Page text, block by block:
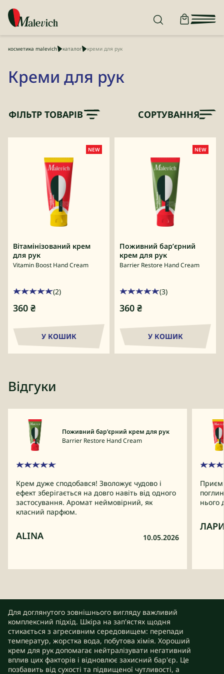
косметика malevich каталог креми для рук
Креми для рук
ФІЛЬТР ТОВАРІВ СОРТУВАННЯ
NEW
Вітамінізований крем
для рук
Vitamin Boost Hand Cream
(2)
360 ₴
У КОШИК
NEW
Поживний бар’єрний
крем для рук
Barrier Restore Hand Cream
(3)
360 ₴
У КОШИК
Відгуки
Поживний бар’єрний крем для рук
Barrier Restore Hand Cream
Крем дуже сподобався! Зволожує чудово і
ефект зберігається на довго навіть від одного
застосування. Аромат неймовірний, як
класний парфюм.
ALINA 10.05.2026
нього
Для доглянутого зовнішнього вигляду важливий
комплексний підхід. Шкіра на зап'ястях щодня
стикається з агресивним середовищем: перепади
температур, жорстка вода, побутова хімія. Хороший
крем для рук допомагає нейтралізувати негативний
вплив цих факторів і відновлює захисний бар'єр. Це
позбавить від сухості та підвищеної чутливості, а